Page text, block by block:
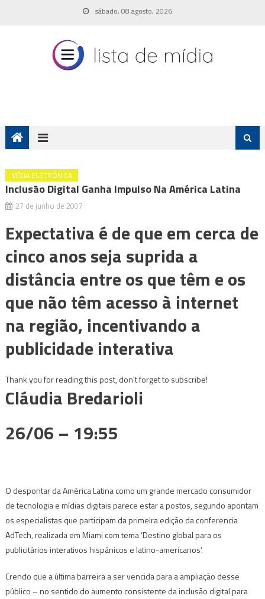
sábado, 08 agosto, 2026
MÍDIA ELETRÔNICA
Inclusão Digital Ganha Impulso Na América Latina
27 de junho de 2007
Expectativa é de que em cerca de
cinco anos seja suprida a
distância entre os que têm e os
que não têm acesso à internet
na região, incentivando a
publicidade interativa
Thank you for reading this post, don't forget to subscribe!
Cláudia Bredarioli
26/06 – 19:55
O despontar da América Latina como um grande mercado consumidor
de tecnologia e mídias digitais parece estar a postos, segundo apontam
os especialistas que participam da primeira edição da conferencia
AdTech, realizada em Miami com tema ‘Destino global para os
publicitários interativos hispânicos e latino-americanos’.
Crendo que a última barreira a ser vencida para a ampliação desse
público – no sentido do aumento consistente da inclusão digital para